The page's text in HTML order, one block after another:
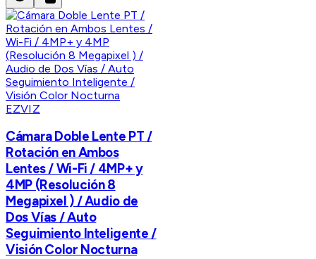
EZVIZ
Cámara Doble Lente PT /
Rotación en Ambos
Lentes / Wi-Fi / 4MP+ y
4MP (Resolución 8
Megapixel ) / Audio de
Dos Vías / Auto
Seguimiento Inteligente /
Visión Color Nocturna